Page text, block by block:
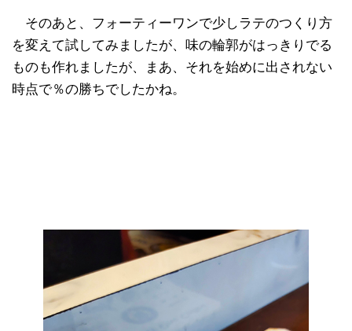
そのあと、フォーティーワンで少しラテのつくり方
を変えて試してみましたが、味の輪郭がはっきりでる
ものも作れましたが、まあ、それを始めに出されない
時点で％の勝ちでしたかね。